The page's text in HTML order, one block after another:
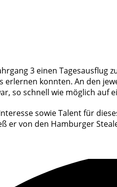
3 einen
erlernen konnten. An den
so schnell wie möglich
sowie Talent für
er von den Hamburger